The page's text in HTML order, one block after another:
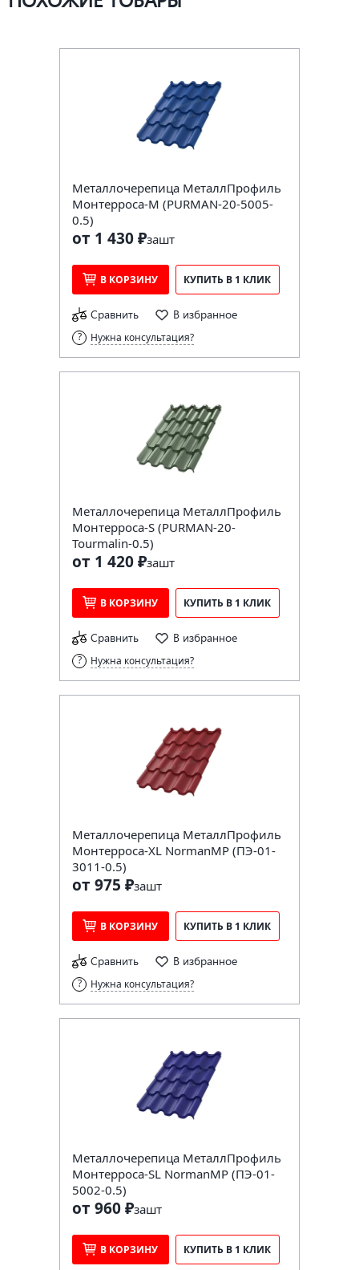
Металлочерепица МеталлПрофиль
Монтерроса-M (PURMAN-20-5005-
0.5)
от 1 430 ₽зашт
В КОРЗИНУ КУПИТЬ В 1 КЛИК
Сравнить В избранное
Нужна консультация?
Металлочерепица МеталлПрофиль
Монтерроса-S (PURMAN-20-
Tourmalin-0.5)
от 1 420 ₽зашт
В КОРЗИНУ КУПИТЬ В 1 КЛИК
Сравнить В избранное
Нужна консультация?
Металлочерепица МеталлПрофиль
Монтерроса-XL NormanMP (ПЭ-01-
3011-0.5)
от 975 ₽зашт
В КОРЗИНУ КУПИТЬ В 1 КЛИК
Сравнить В избранное
Нужна консультация?
Металлочерепица МеталлПрофиль
Монтерроса-SL NormanMP (ПЭ-01-
5002-0.5)
от 960 ₽зашт
В КОРЗИНУ КУПИТЬ В 1 КЛИК